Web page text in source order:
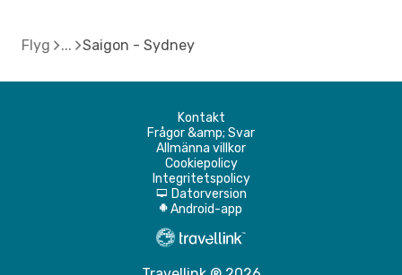
Flyg Saigon - Sydney
Kontakt
Frågor &amp; Svar
Allmänna villkor
Cookiepolicy
Integritetspolicy
d Datorversion
A Android-app